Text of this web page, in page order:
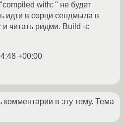
with: " не будет
идти в сорци сендмыла в
и читать ридми. Build -c
+00:00
в эту тему. Тема